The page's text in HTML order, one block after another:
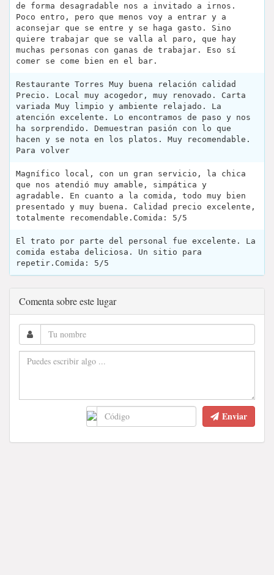
de forma desagradable nos a invitado a irnos.
Poco entro, pero que menos voy a entrar y a
aconsejar que se entre y se haga gasto. Sino
quiere trabajar que se valla al paro, que hay
muchas personas con ganas de trabajar. Eso sí
comer se come bien en el bar.
Restaurante Torres Muy buena relación calidad
Precio. Local muy acogedor, muy renovado. Carta
variada Muy limpio y ambiente relajado. La
atención excelente. Lo encontramos de paso y nos
ha sorprendido. Demuestran pasión con lo que
hacen y se nota en los platos. Muy recomendable.
Para volver
Magnífico local, con un gran servicio, la chica
que nos atendió muy amable, simpática y
agradable. En cuanto a la comida, todo muy bien
presentado y muy buena. Calidad precio excelente,
totalmente recomendable.Comida: 5/5
El trato por parte del personal fue excelente. La
comida estaba deliciosa. Un sitio para
repetir.Comida: 5/5
Comenta sobre este lugar
Enviar